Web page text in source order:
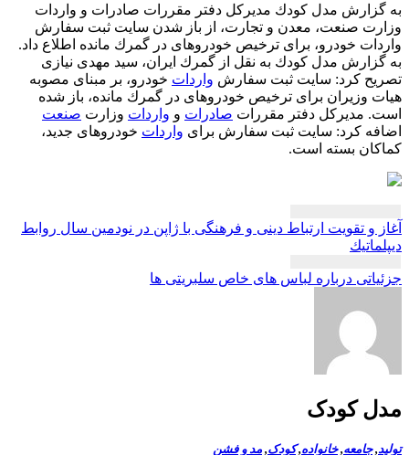
مدل كودك مدیركل دفتر مقررات صادرات و واردات
صنعت، معدن و تجارت، از باز شدن سایت ثبت سفارش
خودرو، برای ترخیص خودروهای در گمرك مانده اطلاع داد.
مدل كودك به نقل از گمرك ایران، سید مهدی نیازی
كرد: سایت ثبت سفارشوارداتخودرو، بر مبنای مصوبه
وزیران برای ترخیص خودروهای در گمرك مانده، باز شده
مدیركل دفتر مقررات صادراتو وارداتوزارت صنعت
كرد: سایت ثبت سفارش برایوارداتخودروهای جدید،
بسته است.
و تقویت ارتباط دینی و فرهنگی با ژاپن در نودمین سال روابط
درباره لباس های خاص سلبریتی ها
کودک
,جامعه,خانواده,کودک,مد و فشن